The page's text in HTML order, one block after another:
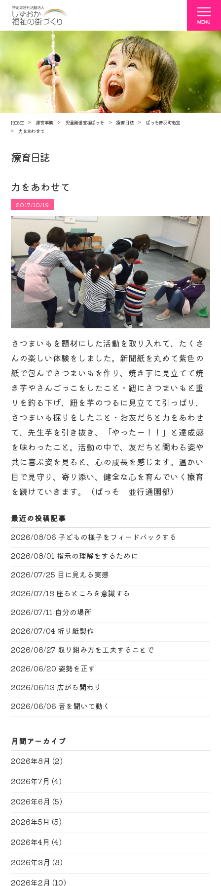
HOME 運営事業 児童発達支援ぱっそ 療育日誌
ぱっそ音羽町教室
力をあわせて
療育日誌
力をあわせて
2017/10/19
さつまいもを題材にした活動を取り入れて、たくさ
んの楽しい体験をしました。新聞紙を丸めて紫色の
紙で包んでさつまいもを作り、焼き芋に見立てて焼
き芋やさんごっこをしたこと・紐にさつまいもと重
りを釣る下げ、紐を芋のつるに見立てて引っぱり、
さつまいも掘りをしたこと・お友だちと力をあわせ
て、先生芋を引き抜き、「やったー！！」と達成感
を味わったこと。活動の中で、友だちと関わる姿や
共に喜ぶ姿を見ると、心の成長を感じます。温かい
目で見守り、寄り添い、健全な心を育んでいく療育
を続けていきます。（ぱっそ 並行通園部）
最近の投稿記事
2026/08/06 子どもの様子をフィードバックする
2026/08/01 指示の理解をするために
2026/07/25 目に見える実感
2026/07/18 座るところを意識する
2026/07/11 自分の場所
2026/07/04 折り紙製作
2026/06/27 取り組み方を工夫することで
2026/06/20 姿勢を正す
2026/06/13 広がる関わり
2026/06/06 音を聞いて動く
月間アーカイブ
2026年8月 (2)
2026年7月 (4)
2026年6月 (5)
2026年5月 (5)
2026年4月 (4)
2026年3月 (8)
2026年2月 (10)